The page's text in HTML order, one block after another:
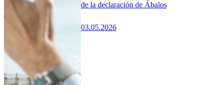
de la declaración de Ábalos
03.05.2026